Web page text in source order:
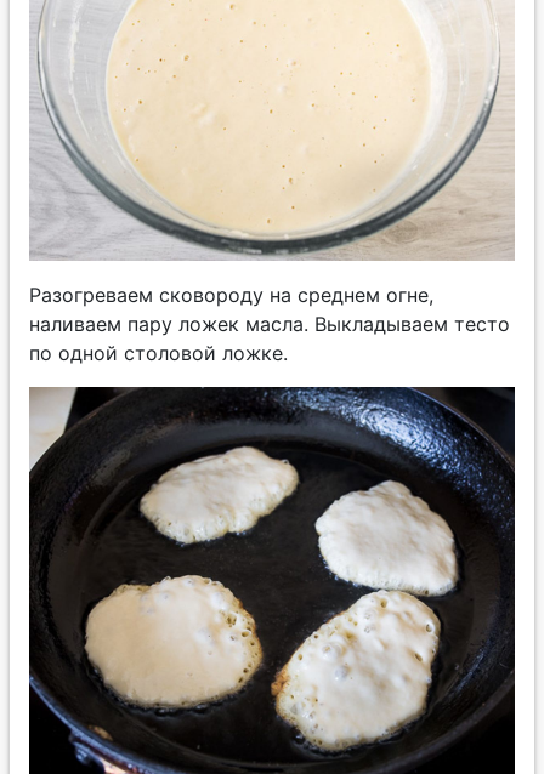
Разогреваем сковороду на среднем огне,
наливаем пару ложек масла. Выкладываем тесто
по одной столовой ложке.